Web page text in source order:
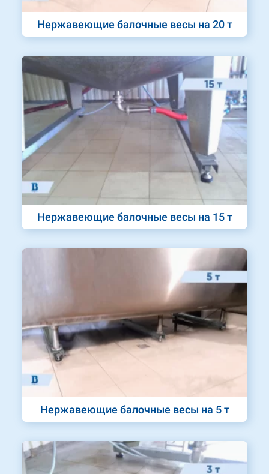
Нержавеющие балочные весы на 20 т
Нержавеющие балочные весы на 15 т
Нержавеющие балочные весы на 5 т